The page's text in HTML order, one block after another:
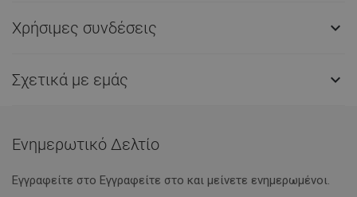
Χρήσιμες συνδέσεις 
Σχετικά με εμάς 
Ενημερωτικό Δελτίο
Εγγραφείτε στο Eγγραφείτε στο και μείνετε ενημερωμένοι.